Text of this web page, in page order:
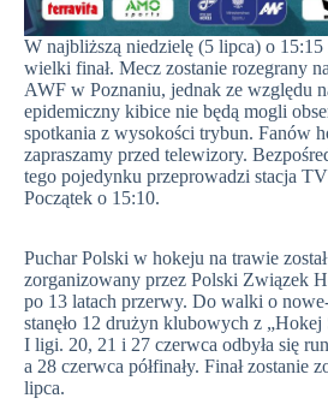
W najbliższą niedzielę (5 lipca) o 15:15
wielki finał. Mecz zostanie rozegrany
AWF w Poznaniu, jednak ze względu
epidemiczny kibice nie będą mogli
spotkania z wysokości trybun. Fanów
zapraszamy przed telewizory.
tego pojedynku przeprowadzi stacja
Początek o 15:10.
Puchar Polski w hokeju na trawie
zorganizowany przez Polski Związek
po 13 latach przerwy. Do walki o
stanęło 12 drużyn klubowych z „Hokej
I ligi. 20, 21 i 27 czerwca odbyła się
a 28 czerwca półfinały. Finał zostanie
lipca.